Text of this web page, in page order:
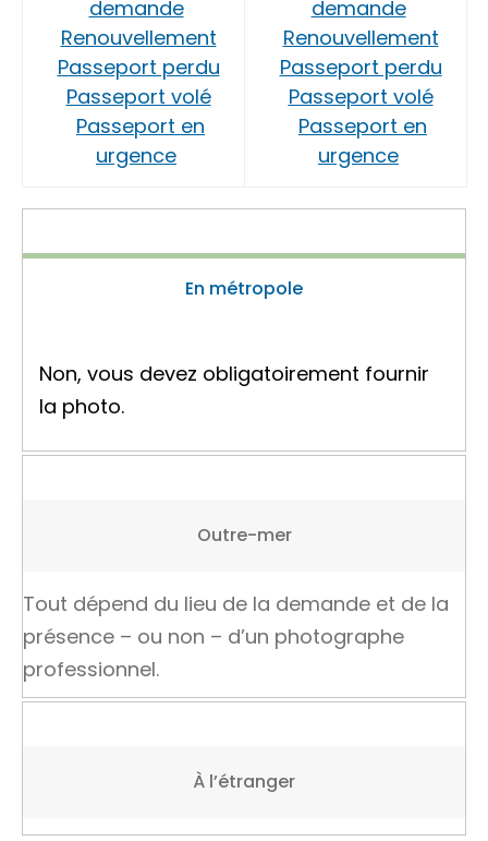
demande
Renouvellement
Passeport perdu
Passeport volé
Passeport en
urgence
demande
Renouvellement
Passeport perdu
Passeport volé
Passeport en
urgence
En métropole
Non, vous devez obligatoirement fournir
la photo.
Outre-mer
Tout dépend du lieu de la demande et de la
présence – ou non – d’un photographe
professionnel.
À l’étranger